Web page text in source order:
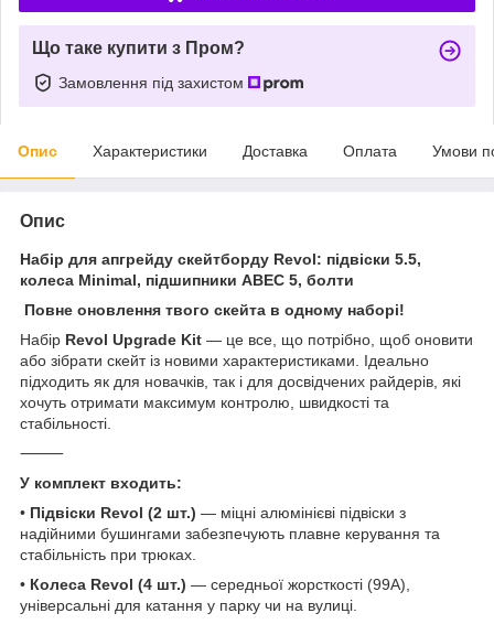
Що таке купити з Пром?
Замовлення під захистом
Опис Характеристики Доставка Оплата Умови
Опис
Набір для апгрейду скейтборду Revol: підвіски 5.5,
колеса Minimal, підшипники ABEC 5, болти
Повне оновлення твого скейта в одному наборі!
Набір Revol Upgrade Kit — це все, що потрібно, щоб оновити
або зібрати скейт із новими характеристиками. Ідеально
підходить як для новачків, так і для досвідчених райдерів, які
хочуть отримати максимум контролю, швидкості та
стабільності.
⸻
У комплект входить:
• Підвіски Revol (2 шт.) — міцні алюмінієві підвіски з
надійними бушингами забезпечують плавне керування та
стабільність при трюках.
• Колеса Revol (4 шт.) — середньої жорсткості (99A),
універсальні для катання у парку чи на вулиці.